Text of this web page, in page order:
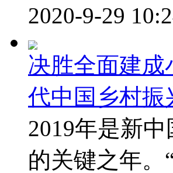
2020-9-29
决胜全面建
代中国乡村振
2019年是新
的关键之年。